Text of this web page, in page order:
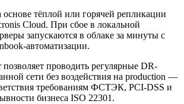
основе тёплой или горячей репликации
Cloud. При сбое в локальной
запускаются в облаке за минуты с
автоматизации.
проводить регулярные DR-
сети без воздействия на production —
требованиям ФСТЭК, PCI-DSS и
бизнеса ISO 22301.